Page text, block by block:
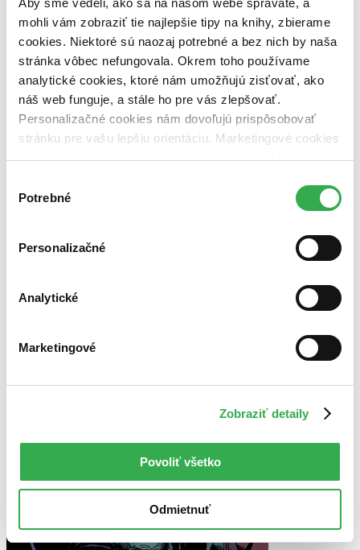
mohli vám zobraziť tie najlepšie tipy na knihy, zbierame
cookies. Niektoré sú naozaj potrebné a bez nich by naša
stránka vôbec nefungovala. Okrem toho používame
analytické cookies, ktoré nám umožňujú zisťovať, ako
náš web funguje, a stále ho pre vás zlepšovať.
Personalizačné cookies nám dovoľujú prispôsobovať
stránku pre vašu lepšiu orientáciu. Marketingové cookies
nám zas umožňujú zobrazenie relevantnej reklamy.
nám pomohlo, keby sme mohli používať všetky tieto
súhlasu
Potrebné
Personalizačné
Analytické
Marketingové
Zobraziť detaily
Povoliť všetko
Odmietnuť
Dennis O´Neil (1 titul) Dennis O´Neil 1
Vydavateľstvo
Väzba
brožovaná väzba (1 titul)brožovaná väzba1
Zúžiť výber
Zoradiť
Top hodnotené
Najlacnejšie
Použité filtre